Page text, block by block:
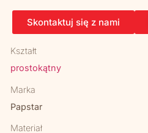
Skontaktuj się z nami
Kształt
prostokątny
Marka
Papstar
Materiał